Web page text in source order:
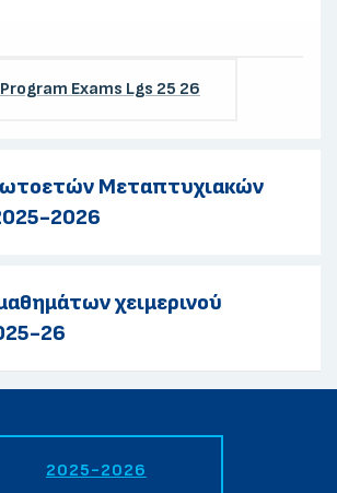
Exams Lgs 25 26
Μεταπτυχιακών
2026
χειμερινού
26
2025-2026